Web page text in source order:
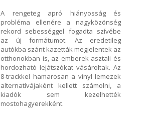
A rengeteg apró hiányosság és
probléma ellenére a nagyközönség
rekord sebességgel fogadta szívébe
az új formátumot. Az eredetileg
autókba szánt kazetták megjelentek az
otthonokban is, az emberek asztali és
hordozható lejátszókat vásároltak. Az
8-trackkel hamarosan a vinyl lemezek
alternatívájaként kellett számolni, a
kiadók sem kezelhették
mostohagyerekként.